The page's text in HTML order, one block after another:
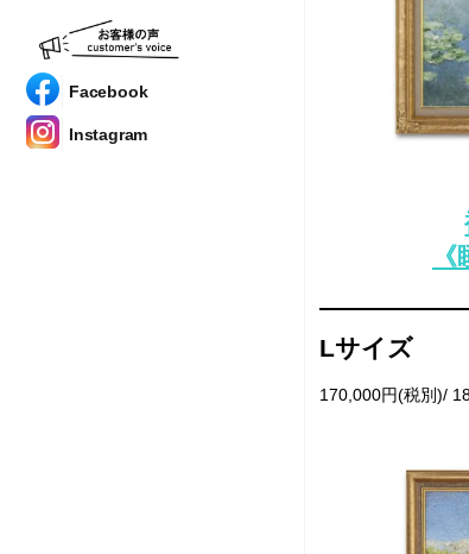
Facebook
Instagram
Lサイズ
170,000円(税別)/